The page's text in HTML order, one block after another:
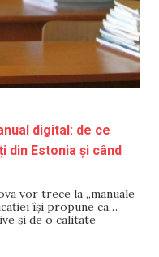
digital: de ce
din Estonia și când
vor trece la „manuale
își propune ca
și de o calitate
este în regulă cu
au ales să se